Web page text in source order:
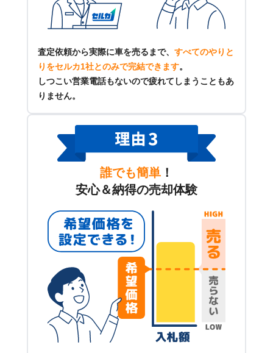
査定依頼から実際に車を売るまで、 すべてのやりと
りをセルカ1社とのみで完結できます。
しつこい営業電話もないので疲れてしまうこともあ
りません。
誰でも簡単 ！
安心＆納得の売却体験